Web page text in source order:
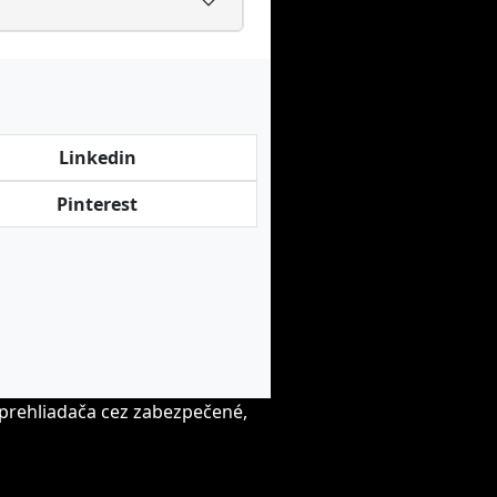
Linkedin
Pinterest
cez zabezpečené,